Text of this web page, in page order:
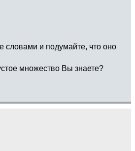
словами и подумайте, что оно
множество Вы знаете?